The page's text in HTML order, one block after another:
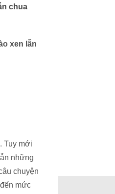
chua
xen lẫn
Tuy mới
những
chuyện
mức